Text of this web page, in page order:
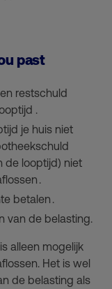
past
restschuld
.
je huis niet
de looptijd) niet
.
betalen .
van de belasting.
alleen mogelijk
Het is wel
de belasting als